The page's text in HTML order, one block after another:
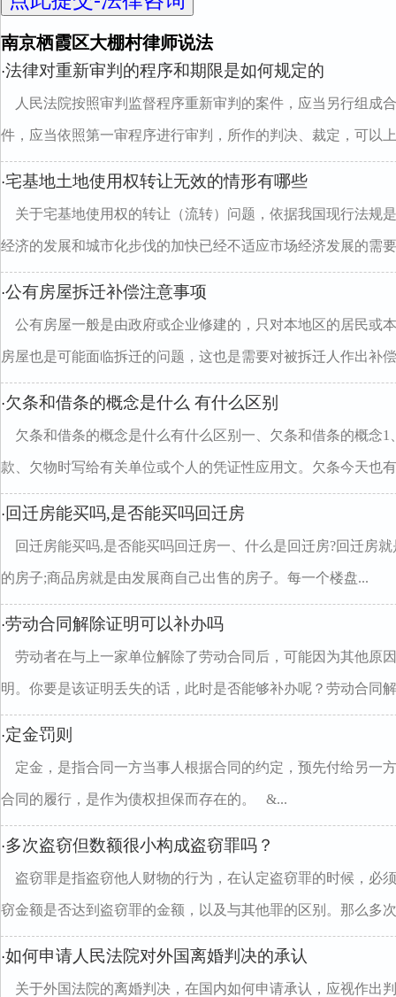
南京栖霞区大棚村律师说法
·法律对重新审判的程序和期限是如何规定的
人民法院按照审判监督程序重新审判的案件，应当另行组成
件，应当依照第一审程序进行审判，所作的判决、裁定，可以
·宅基地土地使用权转让无效的情形有哪些
关于宅基地使用权的转让（流转）问题，依据我国现行法规
经济的发展和城市化步伐的加快已经不适应市场经济发展的需
·公有房屋拆迁补偿注意事项
公有房屋一般是由政府或企业修建的，只对本地区的居民或
房屋也是可能面临拆迁的问题，这也是需要对被拆迁人作出补
·欠条和借条的概念是什么 有什么区别
欠条和借条的概念是什么有什么区别一、欠条和借条的概念
款、欠物时写给有关单位或个人的凭证性应用文。欠条今天也
· 回迁房能买吗,是否能买吗回迁房
回迁房能买吗,是否能买吗回迁房一、什么是回迁房?回迁房
的房子;商品房就是由发展商自己出售的房子。每一个楼盘...
·劳动合同解除证明可以补办吗
劳动者在与上一家单位解除了劳动合同后，可能因为其他原
明。你要是该证明丢失的话，此时是否能够补办呢？劳动合同
·定金罚则
定金，是指合同一方当事人根据合同的约定，预先付给另一
合同的履行，是作为债权担保而存在的。 &...
·多次盗窃但数额很小构成盗窃罪吗？
盗窃罪是指盗窃他人财物的行为，在认定盗窃罪的时候，必
窃金额是否达到盗窃罪的金额，以及与其他罪的区别。那么多
·如何申请人民法院对外国离婚判决的承认
关于外国法院的离婚判决，在国内如何申请承认，应视作出